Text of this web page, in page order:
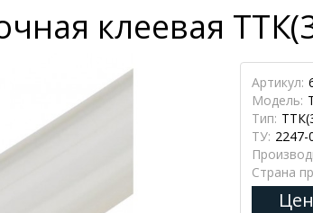
клеевая
Артикул:
Модель:
Тип:
ТУ: 2247-
Страна